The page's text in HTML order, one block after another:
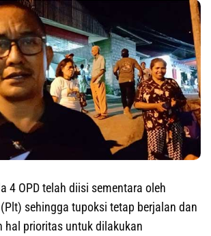
4 OPD telah diisi sementara oleh
sehingga tupoksi tetap berjalan dan
hal prioritas untuk dilakukan